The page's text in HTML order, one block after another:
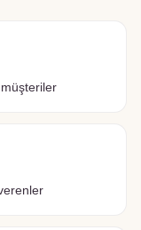
müşteriler